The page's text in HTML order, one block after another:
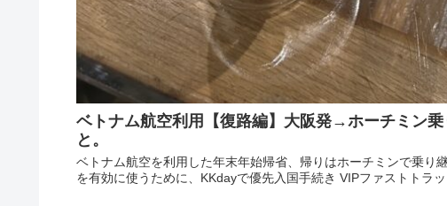
ベトナム航空利用【復路編】大阪発→ホーチミン
と。
ベトナム航空を利用した年末年始帰省、帰りはホーチミンで乗り
を有効に使うために、KKdayで優先入国手続き VIPファストトラ